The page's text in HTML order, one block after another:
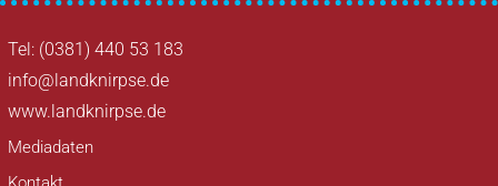
Tel: (0381) 440 53 183
info@landknirpse.de
www.landknirpse.de
Mediadaten